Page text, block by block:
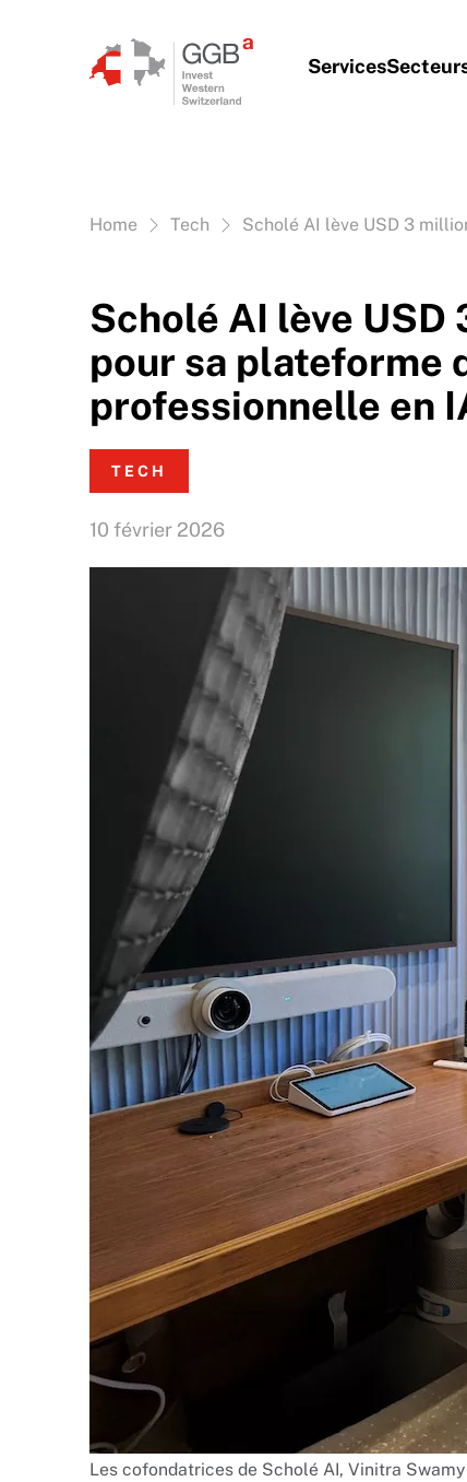
Services
Vous êtes ici:
Home Tech Scholé AI lève USD 3
Scholé AI lève USD
pour sa plateforme
professionnelle en
TECH
10 février 2026
Les cofondatrices de Scholé AI, Vinitra